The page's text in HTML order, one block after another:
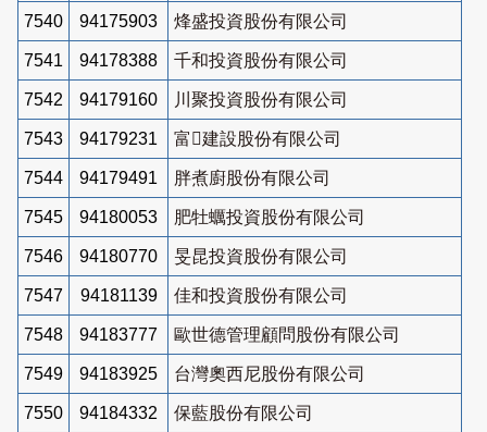
7540 94175903 烽盛投資股份有限公司
7541 94178388 千和投資股份有限公司
7542 94179160 川聚投資股份有限公司
7543 94179231 富建設股份有限公司
7544 94179491 胖煮廚股份有限公司
7545 94180053 肥牡蠣投資股份有限公司
7546 94180770 旻昆投資股份有限公司
7547 94181139 佳和投資股份有限公司
7548 94183777 歐世德管理顧問股份有限公司
7549 94183925 台灣奧西尼股份有限公司
7550 94184332
保藍股份有限公司